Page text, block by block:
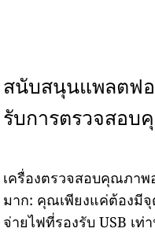
สนับสนุนแพลตฟ
รับการตรวจสอ
เครื่องตรวจสอบคุณภาพ
มาก: คุณเพียงแค่ต้องมี
จ่ายไฟที่รองรับ USB เท่